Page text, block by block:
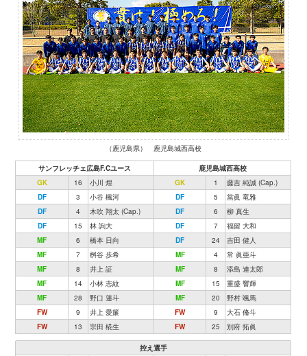
（鹿児島県） 鹿児島城西高校
サンフレッチェ広島F.Cユース
鹿児島城西高校
GK
16 小川 煌 GK 1
藤吉 純誠 (Cap.)
DF
3 小谷 楓河 DF 5
當眞 竜雅
DF
4 木吹 翔太 (Cap.) DF 6
柳 真生
DF
15 林 詢大 DF 7
福留 大和
MF
6 橋本 日向 DF 24
吉田 健人
MF
7 桝谷 歩希 MF 4
常 眞亜斗
MF
8 井上 証 MF 8
添島 連太郎
MF
14 小林 志紋 MF 15
重盛 響輝
MF
28 野口 蓮斗 MF 20
野村 颯馬
FW
9 井上 愛簾 FW 9
大石 脩斗
FW
13 宗田 椛生 FW 25 別府 拓眞
控え選手